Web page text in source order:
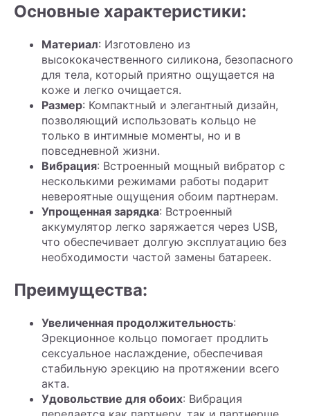
Основные характеристики:
Материал: Изготовлено из
высококачественного силикона, безопасного
для тела, который приятно ощущается на
коже и легко очищается.
Размер: Компактный и элегантный дизайн,
позволяющий использовать кольцо не
только в интимные моменты, но и в
повседневной жизни.
Вибрация: Встроенный мощный вибратор с
несколькими режимами работы подарит
невероятные ощущения обоим партнерам.
Упрощенная зарядка: Встроенный
аккумулятор легко заряжается через USB,
что обеспечивает долгую эксплуатацию без
необходимости частой замены батареек.
Преимущества:
Увеличенная продолжительность:
Эрекционное кольцо помогает продлить
сексуальное наслаждение, обеспечивая
стабильную эрекцию на протяжении всего
акта.
Удовольствие для обоих: Вибрация